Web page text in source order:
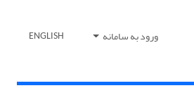
ورود به سامانه ENGLISH